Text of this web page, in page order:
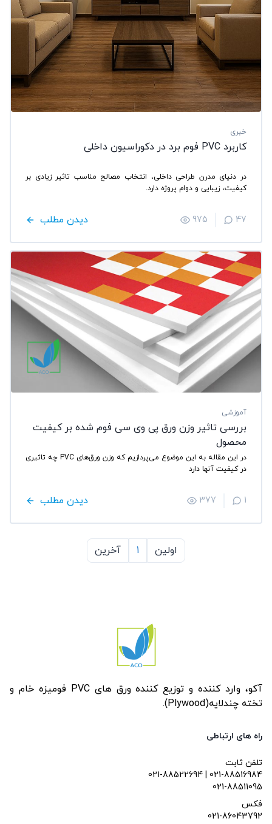
خبری
کاربرد PVC فوم برد در دکوراسیون داخلی
در دنیای مدرن طراحی داخلی، انتخاب مصالح مناسب تاثیر زیادی بر
کیفیت، زیبایی و دوام پروژه دارد.
دیدن مطلب 975 47
آموزشی
بررسی تاثیر وزن ورق پی وی سی فوم شده بر کیفیت
محصول
در این مقاله به این موضوع می‌پردازیم که وزن ورق‌های PVC چه تاثیری
در کیفیت آنها دارد
دیدن مطلب 377 1
اولین 1 آخرین
آکو، وارد کننده و توزیع کننده ورق های PVC فومیزه خام و
تخته چندلایه(Plywood).
راه های ارتباطی
تلفن ثابت
021-88522694 | 021-88516984
021-88511095
فکس
021-86043792